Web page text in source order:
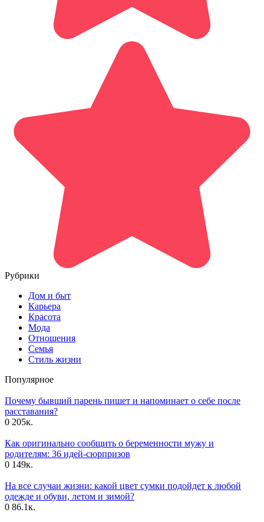
Рубрики
Дом и быт
Карьера
Красота
Мода
Отношения
Семья
Стиль жизни
Популярное
Почему бывший парень пишет и напоминает о себе после
расставания?
0 205к.
Как оригинально сообщить о беременности мужу и
родителям: 36 идей-сюрпризов
0 149к.
На все случаи жизни: какой цвет сумки подойдет к любой
одежде и обуви, летом и зимой?
0 86.1к.